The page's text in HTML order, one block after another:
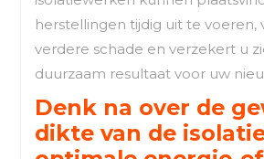
herstellingen tijdig uit te voeren,
verdere schade en verzekert u
duurzaam resultaat voor uw
Denk na over de
dikte van de